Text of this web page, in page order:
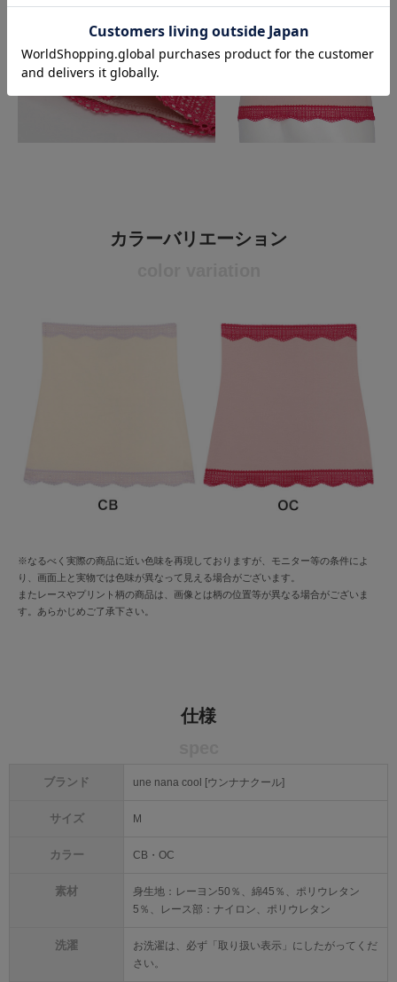
カラーバリエーション
※なるべく実際の商品に近い色味を再現しておりますが、モニター等の条件によ
り、画面上と実物では色味が異なって見える場合がございます。
またレースやプリント柄の商品は、画像とは柄の位置等が異なる場合がございま
す。あらかじめご了承下さい。
仕様
ブランド une nana cool [ウンナナクール]
サイズ M
カラー CB・OC
素材
身生地：レーヨン50％、綿45％、ポリウレタン
5％、レース部：ナイロン、ポリウレタン
洗濯
お洗濯は、必ず「取り扱い表示」にしたがってくだ
さい。